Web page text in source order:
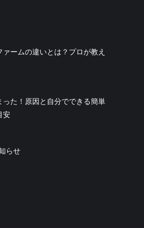
ームの違いとは？プロが教え
った！原因と自分でできる簡単
安
らせ